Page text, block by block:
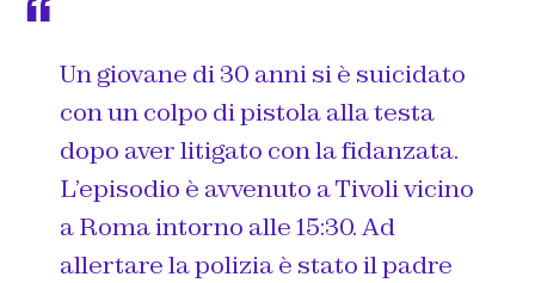
Un giovane di 30 anni si è suicidato
con un colpo di pistola alla testa
dopo aver litigato con la fidanzata.
L’episodio è avvenuto a Tivoli vicino
a Roma intorno alle 15:30. Ad
allertare la polizia è stato il padre